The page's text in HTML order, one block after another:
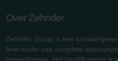
Over Zehnder
Zehnder Group is een
leverancier van complete
binnenklimaat. Het hoofdkantoor is